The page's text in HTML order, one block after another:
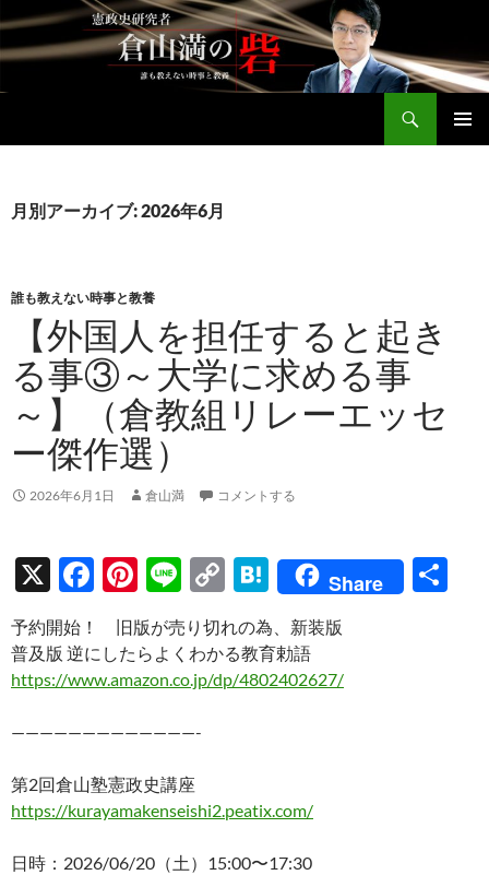
テ
ン
へ
ッ
月別アーカイブ: 2026年6月
誰も教えない時事と教養
【外国人を担任すると起き
る事③～大学に求める事
～】（倉教組リレーエッセ
ー傑作選）
2026年6月1日 倉山満 コメントする
X
F
ac
e
b
o
k
Pi
nt
er
es
Li
n
e
C
o
p
y
H
at
e
n
Share
予約開始！ 旧版が売り切れの為、新装版
普及版 逆にしたらよくわかる教育勅語
https://www.amazon.co.jp/dp/4802402627/
—————————————-
第2回倉山塾憲政史講座
https://kurayamakenseishi2.peatix.com/
日時：2026/06/20（土）15:00〜17:30